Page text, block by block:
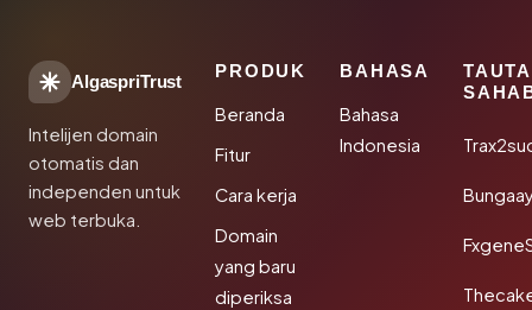
AlgaspriTrust
Intelijen domain
otomatis dan
independen untuk
web terbuka.
PRODUK
Beranda
Fitur
Cara kerja
Domain
yang baru
diperiksa
BAHASA
Bahasa
Indonesia